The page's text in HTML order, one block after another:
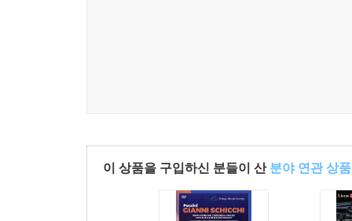
이 상품을 구입하신 분들이 산 분야 연관 상품